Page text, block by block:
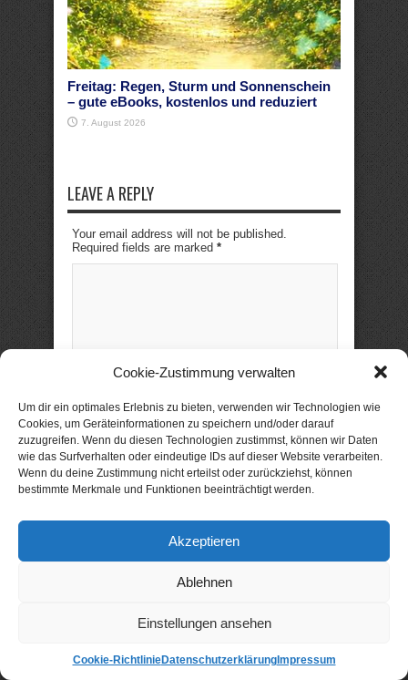
Cookie-Zustimmung verwalten
Um dir ein optimales Erlebnis zu bieten, verwenden wir Technologien wie
Cookies, um Geräteinformationen zu speichern und/oder darauf
zuzugreifen. Wenn du diesen Technologien zustimmst, können wir Daten
wie das Surfverhalten oder eindeutige IDs auf dieser Website verarbeiten.
Wenn du deine Zustimmung nicht erteilst oder zurückziehst, können
bestimmte Merkmale und Funktionen beeinträchtigt werden.
Akzeptieren
Ablehnen
Einstellungen ansehen
Cookie-RichtlinieDatenschutzerklärungImpressum
Freitag: Regen, Sturm und Sonnenschein
– gute eBooks, kostenlos und reduziert
7. August 2026
LEAVE A REPLY
Your email address will not be published.
Required fields are marked *
Email *
Website
xtme: forum